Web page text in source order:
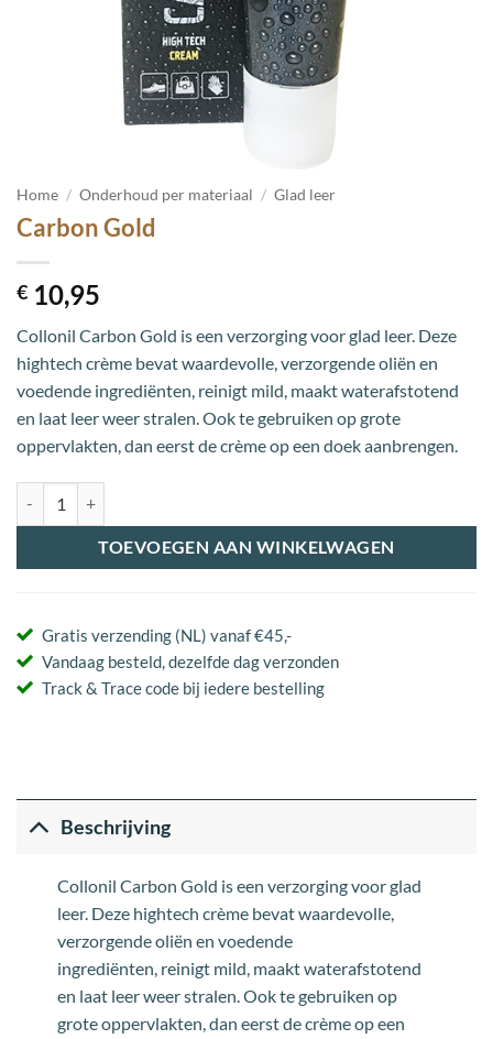
Home / Onderhoud per materiaal / Glad leer
Carbon Gold
€ 10,95
Collonil Carbon Gold is een verzorging voor glad leer. Deze
hightech crème bevat waardevolle, verzorgende oliën en
voedende ingrediënten, reinigt mild, maakt waterafstotend
en laat leer weer stralen. Ook te gebruiken op grote
oppervlakten, dan eerst de crème op een doek aanbrengen.
TOEVOEGEN AAN WINKELWAGEN
Gratis verzending (NL) vanaf €45,-
Vandaag besteld, dezelfde dag verzonden
Track & Trace code bij iedere bestelling
Beschrijving
Collonil Carbon Gold is een verzorging voor glad
leer. Deze hightech crème bevat waardevolle,
verzorgende oliën en voedende
ingrediënten, reinigt mild, maakt waterafstotend
en laat leer weer stralen. Ook te gebruiken op
grote oppervlakten, dan eerst de crème op een